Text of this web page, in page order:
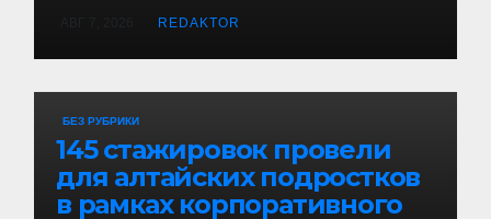
REDAKTOR
БЕЗ РУБРИКИ
145 стажировок провели
для алтайских подростков
в рамках корпоративного